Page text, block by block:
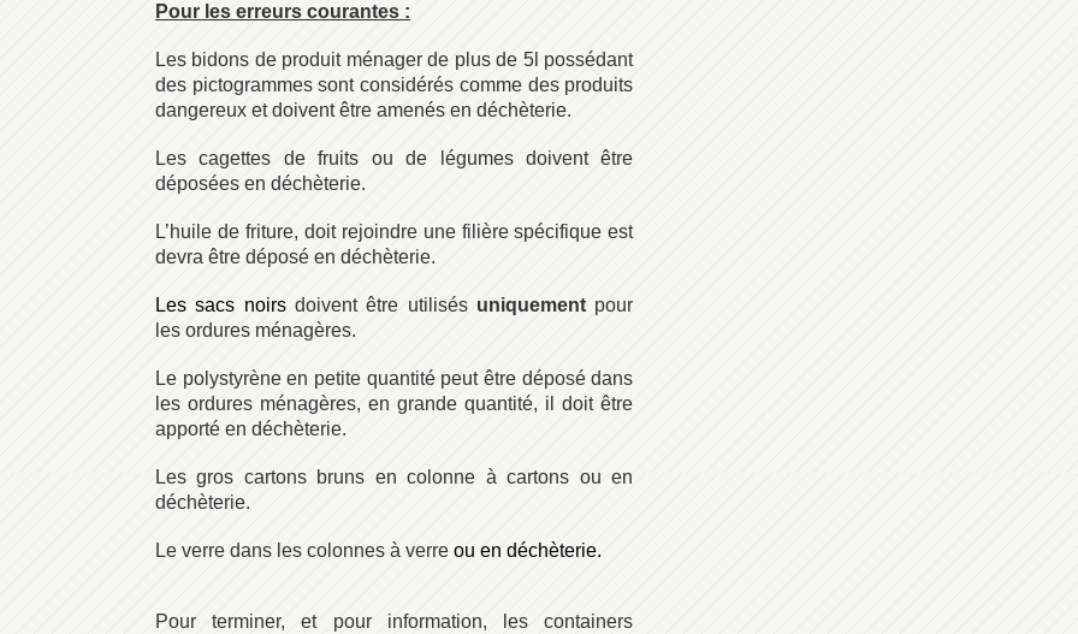
Pour les erreurs courantes :
Les bidons de produit ménager de plus de 5l possédant
des pictogrammes sont considérés comme des produits
dangereux et doivent être amenés en déchèterie.
Les cagettes de fruits ou de légumes doivent être
déposées en déchèterie.
L’huile de friture, doit rejoindre une filière spécifique est
devra être déposé en déchèterie.
Les sacs noirsdoivent être utilisés uniquement pour
les ordures ménagères.
Le polystyrène en petite quantité peut être déposé dans
les ordures ménagères, en grande quantité, il doit être
apporté en déchèterie.
Les gros cartons bruns en colonne à cartons ou en
déchèterie.
Le verre dans les colonnes à verre ou en déchèterie.
Pour terminer, et pour information, les containers